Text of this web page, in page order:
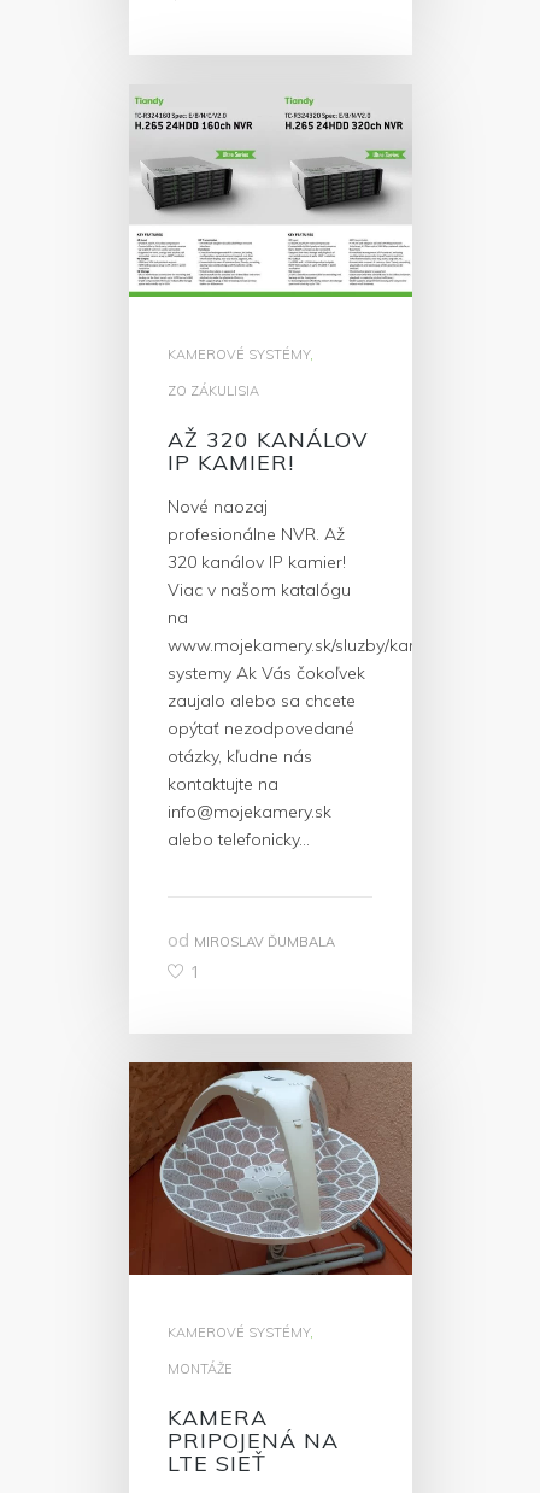
KAMEROVÉ SYSTÉMY,
ZO ZÁKULISIA
AŽ 320 KANÁLOV
IP KAMIER!
Nové naozaj
profesionálne NVR. Až
320 kanálov IP kamier!
Viac v našom katalógu
na
www.mojekamery.sk/sluzby/kamerovove-
systemy Ak Vás čokoľvek
zaujalo alebo sa chcete
opýtať nezodpovedané
otázky, kľudne nás
kontaktujte na
info@mojekamery.sk
alebo telefonicky…
od MIROSLAV ĎUMBALA
1
KAMEROVÉ SYSTÉMY,
MONTÁŽE
KAMERA
PRIPOJENÁ NA
LTE SIEŤ